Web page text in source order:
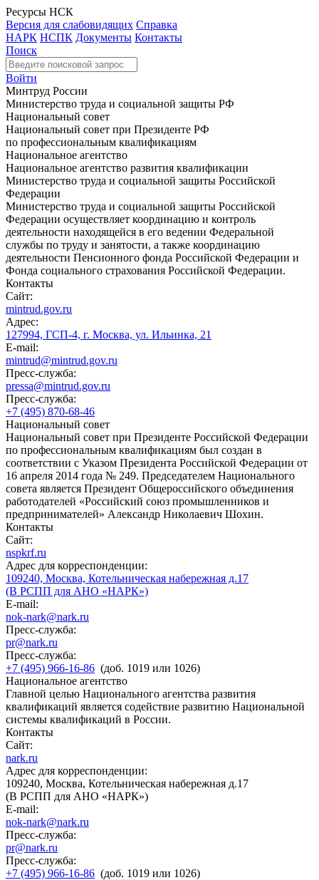
Ресурсы НСК
Версия для слабовидящих Справка
НАРК НСПК Документы Контакты
Поиск
Войти
Минтруд России
Министерство труда и социальной защиты РФ
Национальный совет
Национальный совет при Президенте РФ
по профессиональным квалификациям
Национальное агентство
Национальное агентство развития квалификации
Министерство труда и социальной защиты Российской
Федерации
Министерство труда и социальной защиты Российской
Федерации осуществляет координацию и контроль
деятельности находящейся в его ведении Федеральной
службы по труду и занятости, а также координацию
деятельности Пенсионного фонда Российской Федерации и
Фонда социального страхования Российской Федерации.
Контакты
Сайт:
mintrud.gov.ru
Адрес:
127994, ГСП-4, г. Москва, ул. Ильинка, 21
E-mail:
mintrud@mintrud.gov.ru
Пресс-служба:
pressa@mintrud.gov.ru
Пресс-служба:
+7 (495) 870-68-46
Национальный совет
Национальный совет при Президенте Российской Федерации
по профессиональным квалификациям был создан в
соответствии с Указом Президента Российской Федерации от
16 апреля 2014 года № 249. Председателем Национального
совета является Президент Общероссийского объединения
работодателей «Российский союз промышленников и
предпринимателей» Александр Николаевич Шохин.
Контакты
Сайт:
nspkrf.ru
Адрес для корреспонденции:
109240, Москва, Котельническая набережная д.17
(В РСПП для АНО «НАРК»)
E-mail:
nok-nark@nark.ru
Пресс-служба:
pr@nark.ru
Пресс-служба:
+7 (495) 966-16-86 (доб. 1019 или 1026)
Национальное агентство
Главной целью Национального агентства развития
квалификаций является содействие развитию Национальной
системы квалификаций в России.
Контакты
Сайт:
nark.ru
Адрес для корреспонденции:
109240, Москва, Котельническая набережная д.17
(В РСПП для АНО «НАРК»)
E-mail:
nok-nark@nark.ru
Пресс-служба:
pr@nark.ru
Пресс-служба:
+7 (495) 966-16-86 (доб. 1019 или 1026)